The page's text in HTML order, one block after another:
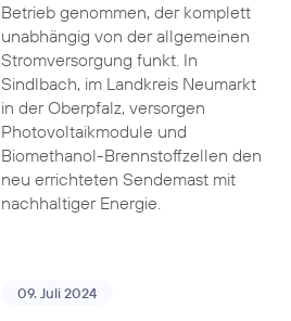
Betrieb genommen, der komplett
unabhängig von der allgemeinen
Stromversorgung funkt. In
Sindlbach, im Landkreis Neumarkt
in der Oberpfalz, versorgen
Photovoltaikmodule und
Biomethanol-Brennstoffzellen den
neu errichteten Sendemast mit
nachhaltiger Energie.
09. Juli 2024